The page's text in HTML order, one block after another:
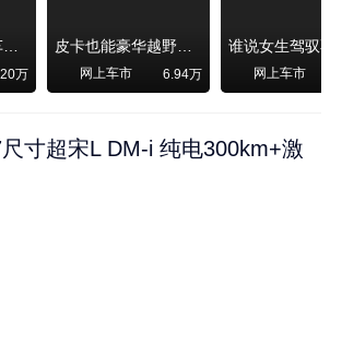
《安定洞察》汽车烧不烧油，和石油安全无关！
万
皮卡也能豪华越野！纵横F700上市，限时卖29.99万起
网上车市 6.94万 网上车市
寸超宋L DM-i 纯电300km+激